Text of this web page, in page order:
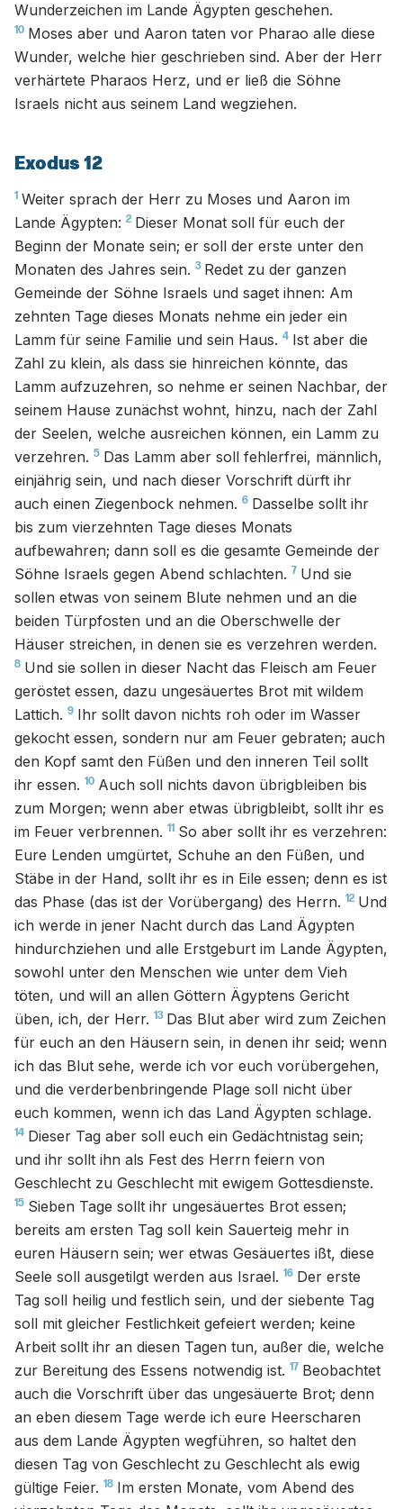
Wunderzeichen im Lande Ägypten geschehen.
10 Moses aber und Aaron taten vor Pharao alle diese
Wunder, welche hier geschrieben sind. Aber der Herr
verhärtete Pharaos Herz, und er ließ die Söhne
Israels nicht aus seinem Land wegziehen.
Exodus 12
1 Weiter sprach der Herr zu Moses und Aaron im
Lande Ägypten: 2 Dieser Monat soll für euch der
Beginn der Monate sein; er soll der erste unter den
Monaten des Jahres sein. 3 Redet zu der ganzen
Gemeinde der Söhne Israels und saget ihnen: Am
zehnten Tage dieses Monats nehme ein jeder ein
Lamm für seine Familie und sein Haus. 4 Ist aber die
Zahl zu klein, als dass sie hinreichen könnte, das
Lamm aufzuzehren, so nehme er seinen Nachbar, der
seinem Hause zunächst wohnt, hinzu, nach der Zahl
der Seelen, welche ausreichen können, ein Lamm zu
verzehren. 5 Das Lamm aber soll fehlerfrei, männlich,
einjährig sein, und nach dieser Vorschrift dürft ihr
auch einen Ziegenbock nehmen. 6 Dasselbe sollt ihr
bis zum vierzehnten Tage dieses Monats
aufbewahren; dann soll es die gesamte Gemeinde der
Söhne Israels gegen Abend schlachten. 7 Und sie
sollen etwas von seinem Blute nehmen und an die
beiden Türpfosten und an die Oberschwelle der
Häuser streichen, in denen sie es verzehren werden.
8 Und sie sollen in dieser Nacht das Fleisch am Feuer
geröstet essen, dazu ungesäuertes Brot mit wildem
Lattich. 9 Ihr sollt davon nichts roh oder im Wasser
gekocht essen, sondern nur am Feuer gebraten; auch
den Kopf samt den Füßen und den inneren Teil sollt
ihr essen. 10 Auch soll nichts davon übrigbleiben bis
zum Morgen; wenn aber etwas übrigbleibt, sollt ihr es
im Feuer verbrennen. 11 So aber sollt ihr es verzehren:
Eure Lenden umgürtet, Schuhe an den Füßen, und
Stäbe in der Hand, sollt ihr es in Eile essen; denn es ist
das Phase (das ist der Vorübergang) des Herrn. 12 Und
ich werde in jener Nacht durch das Land Ägypten
hindurchziehen und alle Erstgeburt im Lande Ägypten,
sowohl unter den Menschen wie unter dem Vieh
töten, und will an allen Göttern Ägyptens Gericht
üben, ich, der Herr. 13 Das Blut aber wird zum Zeichen
für euch an den Häusern sein, in denen ihr seid; wenn
ich das Blut sehe, werde ich vor euch vorübergehen,
und die verderbenbringende Plage soll nicht über
euch kommen, wenn ich das Land Ägypten schlage.
14 Dieser Tag aber soll euch ein Gedächtnistag sein;
und ihr sollt ihn als Fest des Herrn feiern von
Geschlecht zu Geschlecht mit ewigem Gottesdienste.
15 Sieben Tage sollt ihr ungesäuertes Brot essen;
bereits am ersten Tag soll kein Sauerteig mehr in
euren Häusern sein; wer etwas Gesäuertes ißt, diese
Seele soll ausgetilgt werden aus Israel. 16 Der erste
Tag soll heilig und festlich sein, und der siebente Tag
soll mit gleicher Festlichkeit gefeiert werden; keine
Arbeit sollt ihr an diesen Tagen tun, außer die, welche
zur Bereitung des Essens notwendig ist. 17 Beobachtet
auch die Vorschrift über das ungesäuerte Brot; denn
an eben diesem Tage werde ich eure Heerscharen
aus dem Lande Ägypten wegführen, so haltet den
diesen Tag von Geschlecht zu Geschlecht als ewig
gültige Feier. 18 Im ersten Monate, vom Abend des